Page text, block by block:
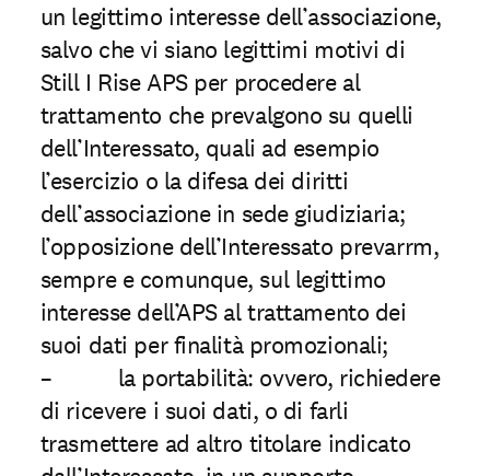
un legittimo interesse dell’associazione,
salvo che vi siano legittimi motivi di
Still I Rise APS per procedere al
trattamento che prevalgono su quelli
dell’Interessato, quali ad esempio
l’esercizio o la difesa dei diritti
dell’associazione in sede giudiziaria;
l’opposizione dell’Interessato prevarrm,
sempre e comunque, sul legittimo
interesse dell’APS al trattamento dei
suoi dati per finalità promozionali;
– la portabilità: ovvero, richiedere
di ricevere i suoi dati, o di farli
trasmettere ad altro titolare indicato